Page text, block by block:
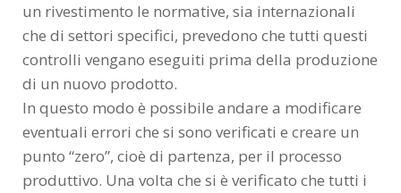
un rivestimento le normative, sia internazionali
che di settori specifici, prevedono che tutti questi
controlli vengano eseguiti prima della produzione
di un nuovo prodotto.
In questo modo è possibile andare a modificare
eventuali errori che si sono verificati e creare un
punto “zero”, cioè di partenza, per il processo
produttivo. Una volta che si è verificato che tutti i